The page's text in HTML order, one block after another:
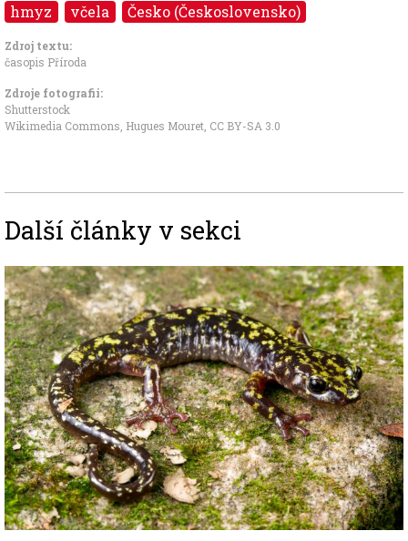
hmyz včela Česko (Československo)
Zdroj textu:
časopis Příroda
Zdroje fotografii:
Shutterstock
Wikimedia Commons, Hugues Mouret CC BY-SA 3.0
Další články v sekci
Image